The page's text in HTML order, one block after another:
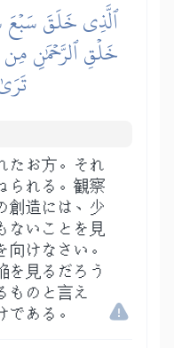
ٱلَّذِي خَلَقَ سَبۡعَ
خَلۡقِ ٱلرَّحۡمَٰنِ
たお方。それ
られる。観察
創造には、少
ないことを見
けなさい。
を見るだろう
ものと言え
ある。